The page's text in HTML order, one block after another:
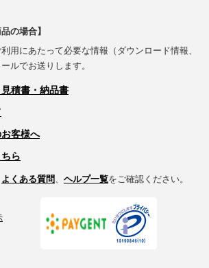
の場合】
用にあたって必要な情報（ダウンロード情報、
ルでお送りします。
積書・納品書
客様へ
ら
よくある質問、 ヘルプ一覧をご確認ください。